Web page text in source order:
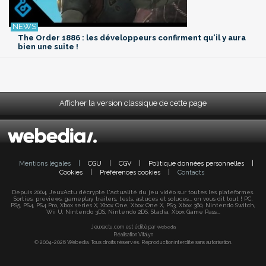
The Order 1886 : les développeurs confirment qu'il y aura
bien une suite !
Afficher la version classique de cette page
Mentions légales CGU CGV Politique données personnelles
Cookies
Préférences cookies Contacts
Depuis 2004, JeuxActu décrypte l'actualité du jeu vidéo sur toutes les plateformes.
Sorties, previews, gameplay, trailers, tests, astuces et soluces... on vous dit tout ! PC,
PS5, PS4, PS4 Pro, Xbox series X, Xbox One, Xbox One X, PS3, Xbox 360, Nintendo Switch,
Wii U, Nintendo 3DS, Nintendo 2DS, Stadia, Xbox Game Pass...
Jeuxactu.com est édité par Webedia
Réalisation Vitalyn
© 2004-2026 Webedia. Tous droits réservés. Reproduction interdite sans autorisation.